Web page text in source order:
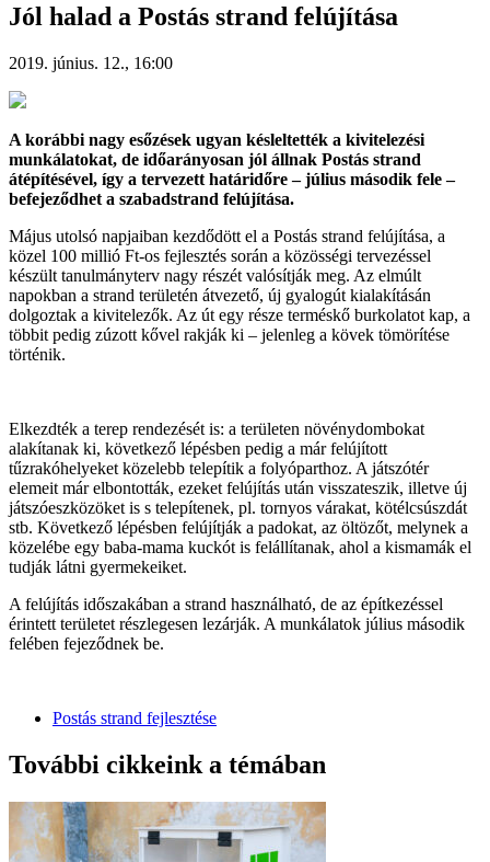
Jól halad a Postás strand felújítása
2019. június. 12., 16:00
A korábbi nagy esőzések ugyan késleltették a kivitelezési
munkálatokat, de időarányosan jól állnak Postás strand
átépítésével, így a tervezett határidőre – július második fele –
befejeződhet a szabadstrand felújítása.
Május utolsó napjaiban kezdődött el a Postás strand felújítása, a
közel 100 millió Ft-os fejlesztés során a közösségi tervezéssel
készült tanulmányterv nagy részét valósítják meg. Az elmúlt
napokban a strand területén átvezető, új gyalogút kialakításán
dolgoztak a kivitelezők. Az út egy része terméskő burkolatot kap, a
többit pedig zúzott kővel rakják ki – jelenleg a kövek tömörítése
történik.
Elkezdték a terep rendezését is: a területen növénydombokat
alakítanak ki, következő lépésben pedig a már felújított
tűzrakóhelyeket közelebb telepítik a folyóparthoz. A játszótér
elemeit már elbontották, ezeket felújítás után visszateszik, illetve új
játszóeszközöket is s telepítenek, pl. tornyos várakat, kötélcsúszdát
stb. Következő lépésben felújítják a padokat, az öltözőt, melynek a
közelébe egy baba-mama kuckót is felállítanak, ahol a kismamák el
tudják látni gyermekeiket.
A felújítás időszakában a strand használható, de az építkezéssel
érintett területet részlegesen lezárják. A munkálatok július második
felében fejeződnek be.
Postás strand fejlesztése
További cikkeink a témában